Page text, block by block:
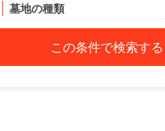
墓地の種類
この条件で検索する